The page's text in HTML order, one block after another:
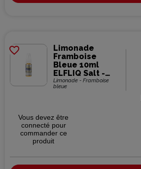
favorite_border
Limonade
Framboise
Bleue 10ml
ELFLIQ Salt -
Elfbar (10
pièces)
Limonade - Framboise
bleue
Vous devez être
connecté pour
commander ce
produit